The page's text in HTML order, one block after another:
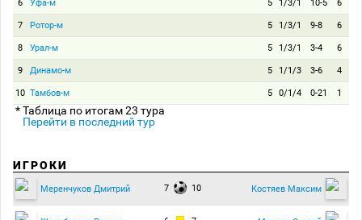
6 Уфа-м 5 1/3/1 10-5 6
7 Ротор-м 5 1/3/1 9-8 6
8 Урал-м 5 1/3/1 3-4 6
9 Динамо-м 5 1/1/3 3-6 4
10 Тамбов-м 5 0/1/4 0-21 1
* Таблица по итогам 23 тура
Перейти в последний тур
ИГРОКИ
Меренчуков Дмитрий 7 10 Костяев Максим